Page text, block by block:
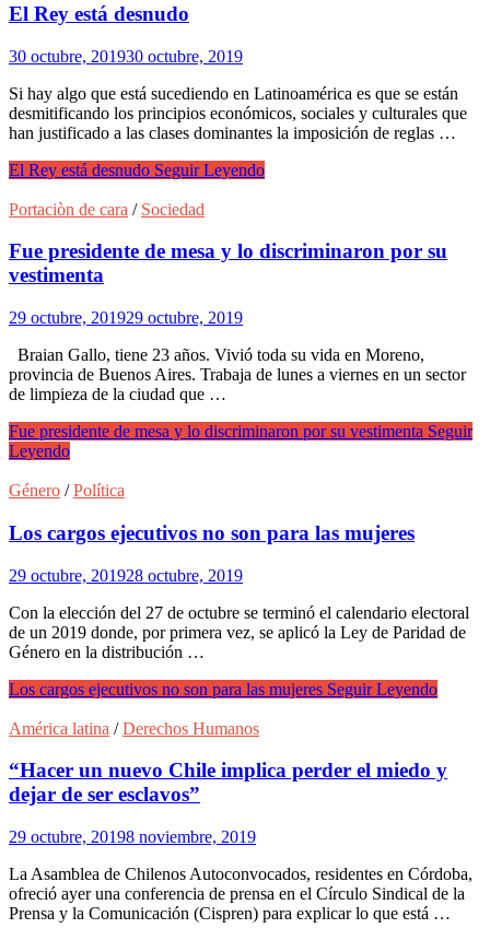
El Rey está desnudo
30 octubre, 201930 octubre, 2019
Si hay algo que está sucediendo en Latinoamérica es que se están
desmitificando los principios económicos, sociales y culturales que
han justificado a las clases dominantes la imposición de reglas …
El Rey está desnudo Seguir Leyendo
Portaciòn de cara / Sociedad
Fue presidente de mesa y lo discriminaron por su
vestimenta
29 octubre, 201929 octubre, 2019
Braian Gallo, tiene 23 años. Vivió toda su vida en Moreno,
provincia de Buenos Aires. Trabaja de lunes a viernes en un sector
de limpieza de la ciudad que …
Fue presidente de mesa y lo discriminaron por su vestimenta Seguir
Leyendo
Género /Política
Los cargos ejecutivos no son para las mujeres
29 octubre, 201928 octubre, 2019
Con la elección del 27 de octubre se terminó el calendario electoral
de un 2019 donde, por primera vez, se aplicó la Ley de Paridad de
Género en la distribución …
Los cargos ejecutivos no son para las mujeres Seguir Leyendo
América latina /Derechos Humanos
“Hacer un nuevo Chile implica perder el miedo y
dejar de ser esclavos”
29 octubre, 20198 noviembre, 2019
La Asamblea de Chilenos Autoconvocados, residentes en Córdoba,
ofreció ayer una conferencia de prensa en el Círculo Sindical de la
Prensa y la Comunicación (Cispren) para explicar lo que está …